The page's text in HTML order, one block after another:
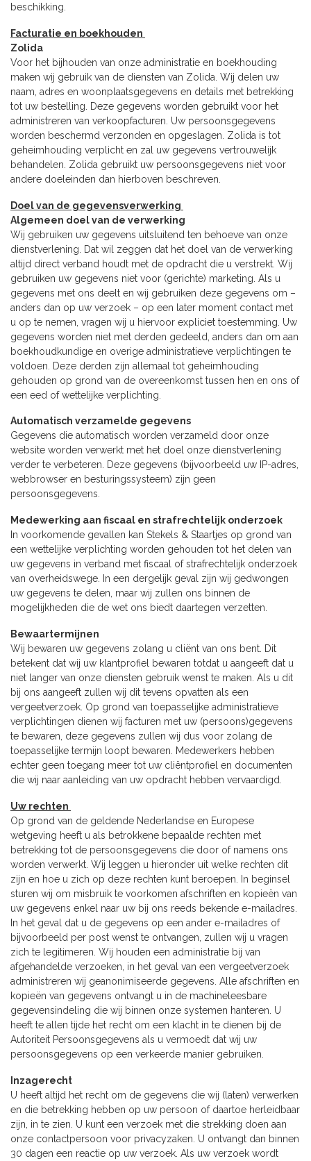
beschikking.
Facturatie en boekhouden
Zolida
Voor het bijhouden van onze administratie en boekhouding
maken wij gebruik van de diensten van Zolida. Wij delen uw
naam, adres en woonplaatsgegevens en details met betrekking
tot uw bestelling. Deze gegevens worden gebruikt voor het
administreren van verkoopfacturen. Uw persoonsgegevens
worden beschermd verzonden en opgeslagen. Zolida is tot
geheimhouding verplicht en zal uw gegevens vertrouwelijk
behandelen. Zolida gebruikt uw persoonsgegevens niet voor
andere doeleinden dan hierboven beschreven.
Doel van de gegevensverwerking
Algemeen doel van de verwerking
Wij gebruiken uw gegevens uitsluitend ten behoeve van onze
dienstverlening. Dat wil zeggen dat het doel van de verwerking
altijd direct verband houdt met de opdracht die u verstrekt. Wij
gebruiken uw gegevens niet voor (gerichte) marketing. Als u
gegevens met ons deelt en wij gebruiken deze gegevens om –
anders dan op uw verzoek – op een later moment contact met
u op te nemen, vragen wij u hiervoor expliciet toestemming. Uw
gegevens worden niet met derden gedeeld, anders dan om aan
boekhoudkundige en overige administratieve verplichtingen te
voldoen. Deze derden zijn allemaal tot geheimhouding
gehouden op grond van de overeenkomst tussen hen en ons of
een eed of wettelijke verplichting.
Automatisch verzamelde gegevens
Gegevens die automatisch worden verzameld door onze
website worden verwerkt met het doel onze dienstverlening
verder te verbeteren. Deze gegevens (bijvoorbeeld uw IP-adres,
webbrowser en besturingssysteem) zijn geen
persoonsgegevens.
Medewerking aan fiscaal en strafrechtelijk onderzoek
In voorkomende gevallen kan Stekels & Staartjes op grond van
een wettelijke verplichting worden gehouden tot het delen van
uw gegevens in verband met fiscaal of strafrechtelijk onderzoek
van overheidswege. In een dergelijk geval zijn wij gedwongen
uw gegevens te delen, maar wij zullen ons binnen de
mogelijkheden die de wet ons biedt daartegen verzetten.
Bewaartermijnen
Wij bewaren uw gegevens zolang u cliënt van ons bent. Dit
betekent dat wij uw klantprofiel bewaren totdat u aangeeft dat u
niet langer van onze diensten gebruik wenst te maken. Als u dit
bij ons aangeeft zullen wij dit tevens opvatten als een
vergeetverzoek. Op grond van toepasselijke administratieve
verplichtingen dienen wij facturen met uw (persoons)gegevens
te bewaren, deze gegevens zullen wij dus voor zolang de
toepasselijke termijn loopt bewaren. Medewerkers hebben
echter geen toegang meer tot uw cliëntprofiel en documenten
die wij naar aanleiding van uw opdracht hebben vervaardigd.
Uw rechten
Op grond van de geldende Nederlandse en Europese
wetgeving heeft u als betrokkene bepaalde rechten met
betrekking tot de persoonsgegevens die door of namens ons
worden verwerkt. Wij leggen u hieronder uit welke rechten dit
zijn en hoe u zich op deze rechten kunt beroepen. In beginsel
sturen wij om misbruik te voorkomen afschriften en kopieën van
uw gegevens enkel naar uw bij ons reeds bekende e-mailadres.
In het geval dat u de gegevens op een ander e-mailadres of
bijvoorbeeld per post wenst te ontvangen, zullen wij u vragen
zich te legitimeren. Wij houden een administratie bij van
afgehandelde verzoeken, in het geval van een vergeetverzoek
administreren wij geanonimiseerde gegevens. Alle afschriften en
kopieën van gegevens ontvangt u in de machineleesbare
gegevensindeling die wij binnen onze systemen hanteren. U
heeft te allen tijde het recht om een klacht in te dienen bij de
Autoriteit Persoonsgegevens als u vermoedt dat wij uw
persoonsgegevens op een verkeerde manier gebruiken.
Inzagerecht
U heeft altijd het recht om de gegevens die wij (laten) verwerken
en die betrekking hebben op uw persoon of daartoe herleidbaar
zijn, in te zien. U kunt een verzoek met die strekking doen aan
onze contactpersoon voor privacyzaken. U ontvangt dan binnen
30 dagen een reactie op uw verzoek. Als uw verzoek wordt